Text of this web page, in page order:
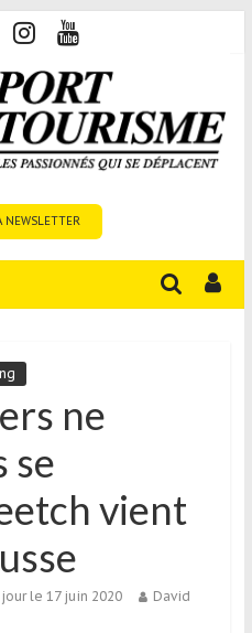
NEWSLETTER
ne
se
vient
le 17 juin 2020
David